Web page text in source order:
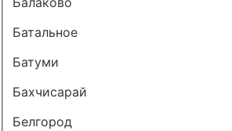
Батальное
Батуми
Бахчисарай
Белгород